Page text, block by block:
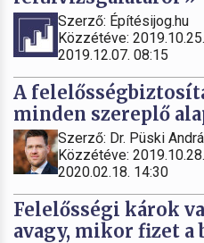
Szerző: Építésijog.hu
Közzétéve:
2019.12.07. 08:15
A
minden szereplő
Szerző: Dr. Püski
Közzétéve:
2020.02.18. 14:30
Felelősségi károk
avagy, mikor fizet a